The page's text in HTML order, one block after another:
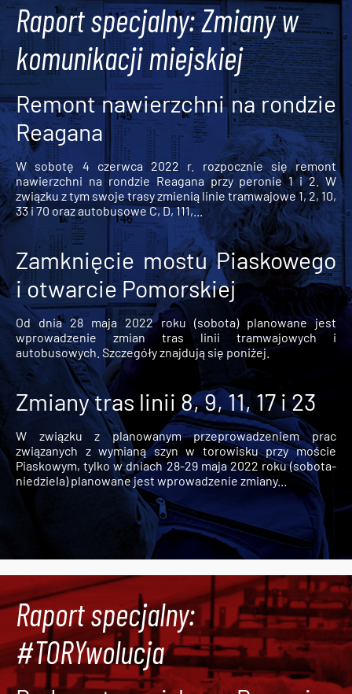
Raport specjalny: Zmiany w
komunikacji miejskiej
Remont nawierzchni na rondzie
Reagana
W sobotę 4 czerwca 2022 r. rozpocznie się remont
nawierzchni na rondzie Reagana przy peronie 1 i 2. W
związku z tym swoje trasy zmienią linie tramwajowe 1, 2, 10,
33 i 70 oraz autobusowe C, D, 111,...
Zamknięcie mostu Piaskowego
i otwarcie Pomorskiej
Od dnia 28 maja 2022 roku (sobota) planowane jest
wprowadzenie zmian tras linii tramwajowych i
autobusowych. Szczegóły znajdują się poniżej.
Zmiany tras linii 8, 9, 11, 17 i 23
W związku z planowanym przeprowadzeniem prac
związanych z wymianą szyn w torowisku przy moście
Piaskowym, tylko w dniach 28-29 maja 2022 roku (sobota-
niedziela) planowane jest wprowadzenie zmiany...
Raport specjalny:
#TORYwolucja